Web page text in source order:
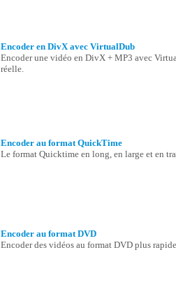
Encoder en DivX avec VirtualDub
Encoder une vidéo en DivX + MP3 avec
réelle.
Encoder au format QuickTime
Le format Quicktime en long, en large et en
Encoder au format DVD
Encoder des vidéos au format DVD plus